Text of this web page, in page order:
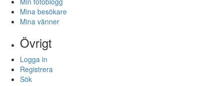
Mina besökare
Mina vänner
Övrigt
Logga in
Registrera
Sök